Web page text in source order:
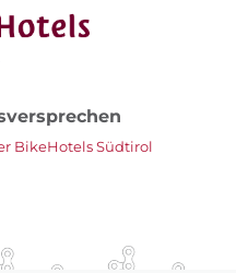
BikeHotels Südtirol